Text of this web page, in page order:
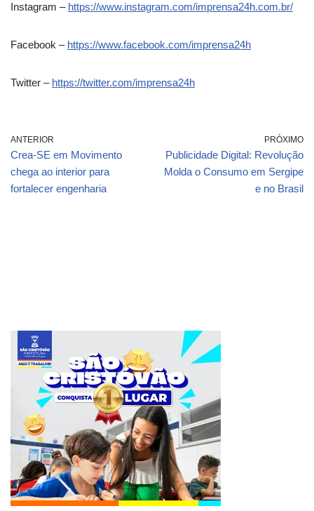
Instagram – https://www.instagram.com/imprensa24h.com.br/
Facebook – https://www.facebook.com/imprensa24h
Twitter – https://twitter.com/imprensa24h
ANTERIOR
Crea-SE em Movimento
chega ao interior para
fortalecer engenharia
PRÓXIMO
Publicidade Digital: Revolução
Molda o Consumo em Sergipe
e no Brasil